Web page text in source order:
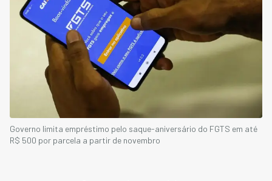
Governo limita empréstimo pelo saque-aniversário do FGTS em até
R$ 500 por parcela a partir de novembro